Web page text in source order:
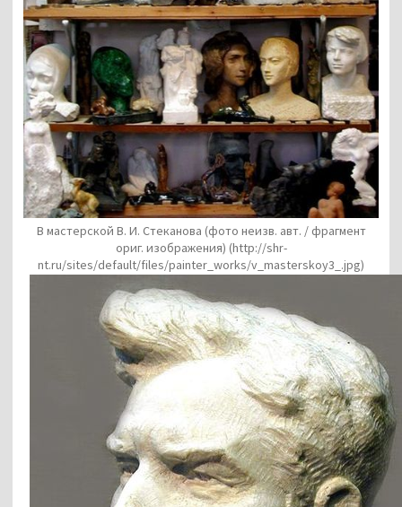
В мастерской В. И. Стеканова (фото неизв. авт. / фрагмент
ориг. изображения) (http://shr-
nt.ru/sites/default/files/painter_works/v_masterskoy3_.jpg)